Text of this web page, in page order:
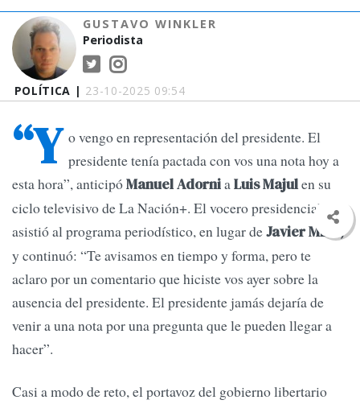
POLÍTICA | 23-10-2025 09:54
GUSTAVO WINKLER
Periodista
“Y o vengo en representación del presidente. El
presidente tenía pactada con vos una nota hoy a
esta hora”, anticipóManuel AdorniaLuis Majulen su
ciclo televisivo de La Nación+. El vocero presidencial
asistió al programa periodístico, en lugar deJavier Milei,
y continuó: “Te avisamos en tiempo y forma, pero te
aclaro por un comentario que hiciste vos ayer sobre la
ausencia del presidente. El presidente jamás dejaría de
venir a una nota por una pregunta que le pueden llegar a
hacer”.
Casi a modo de reto, el portavoz del gobierno libertario